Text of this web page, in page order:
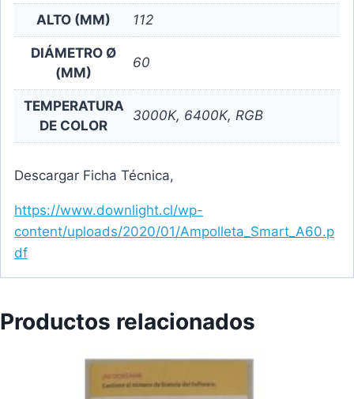
ALTO (MM) 112
DIÁMETRO Ø
(MM)
60
TEMPERATURA
DE COLOR
3000K, 6400K, RGB
Descargar Ficha Técnica,
https://www.downlight.cl/wp-
content/uploads/2020/01/Ampolleta_Smart_A60.p
df
Productos relacionados